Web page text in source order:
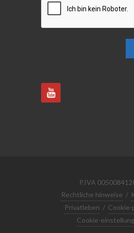
P.IVA
Rechtliche hinweise /
Privatleben /
Cookie-